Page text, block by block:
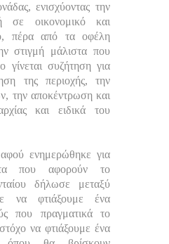
ενισχύοντας την
σε οικονομικό και
πέρα από τα οφέλη
στιγμή μάλιστα που
γίνεται συζήτηση για
της περιοχής, την
την αποκέντρωση και
και ειδικά του
ενημερώθηκε για
που αφορούν το
δήλωσε μεταξύ
να φτιάξουμε ένα
που πραγματικά το
να φτιάξουμε ένα